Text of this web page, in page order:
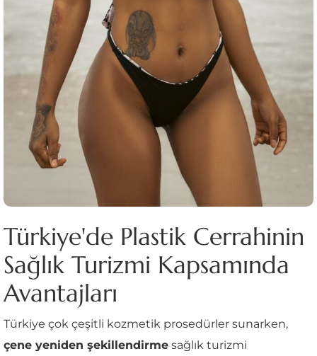
Türkiye'de Plastik Cerrahinin
Sağlık Turizmi Kapsamında
Avantajları
Türkiye çok çeşitli kozmetik prosedürler sunarken,
çene yeniden şekillendirme sağlık turizmi